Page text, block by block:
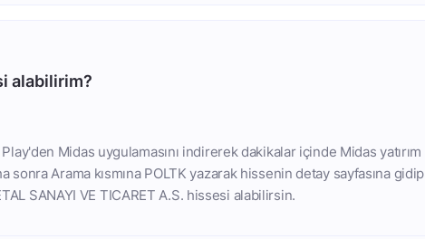
alabilirim?
Midas uygulamasını indirerek dakikalar içinde Midas yatırım
sonra Arama kısmına POLTK yazarak hissenin detay sayfasına gidip
SANAYI VE TICARET A.S. hissesi alabilirsin.